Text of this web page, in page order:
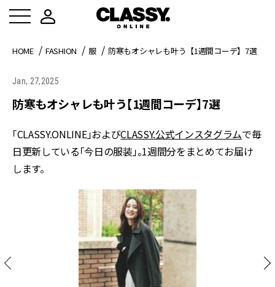
HOME FASHION 服 防寒もオシャレも叶う【1週間コーデ】7選
Jan, 27,2025
防寒もオシャレも叶う【1週間コーデ】7選
「CLASSY.ONLINE」およびCLASSY.公式インスタグラムで毎
日更新している「今日の服装」。1週間分をまとめてお届け
します。